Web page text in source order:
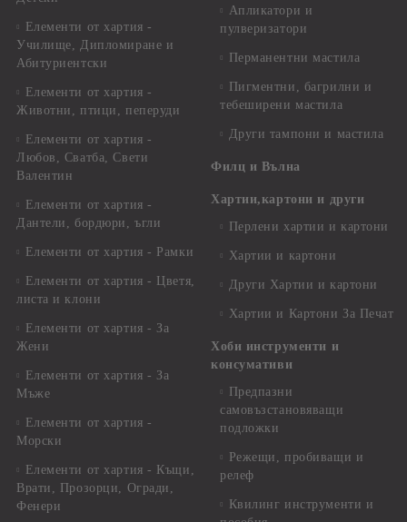
Елементи от хартия -
Училище, Дипломиране и
Абитуриентски
Елементи от хартия -
Животни, птици, пеперуди
Елементи от хартия -
Любов, Сватба, Свети
Валентин
Елементи от хартия -
Дантели, бордюри, ъгли
Елементи от хартия - Рамки
Елементи от хартия - Цветя,
листа и клони
Елементи от хартия - За
Жени
Елементи от хартия - За
Мъже
Елементи от хартия -
Морски
Елементи от хартия - Къщи,
Врати, Прозорци, Огради,
Фенери
Апликатори и
пулверизатори
Перманентни мастила
Пигментни, багрилни и
тебеширени мастила
Други тампони и мастила
Филц и Вълна
Хартии,картони и други
Перлени хартии и картони
Хартии и картони
Други Хартии и картони
Хартии и Картони За Печат
Хоби инструменти и
консумативи
Предпазни
самовъзстановяващи
подложки
Режещи, пробиващи и
релеф
Квилинг инструменти и